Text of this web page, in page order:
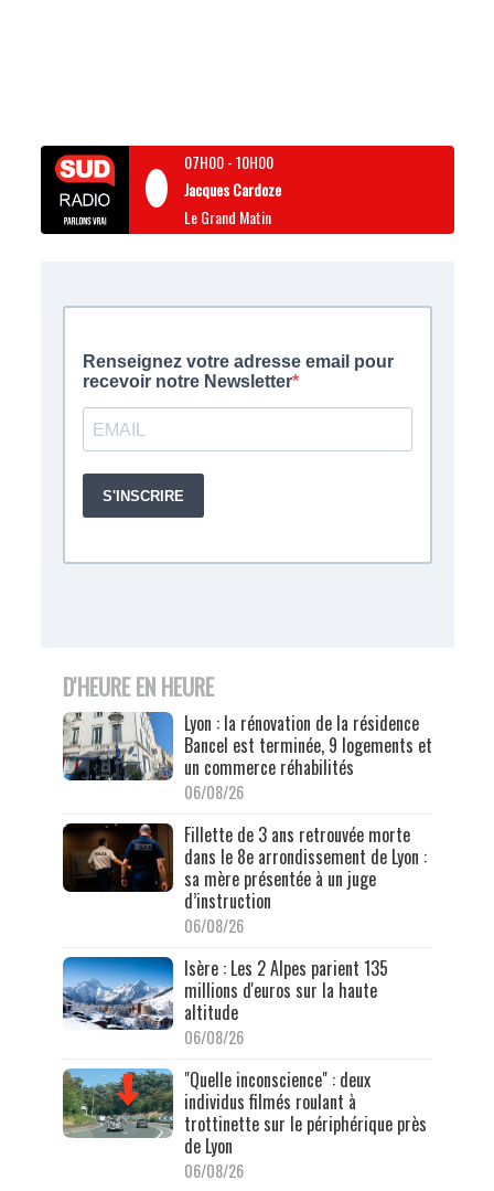
07H00-10H00
Jacques Cardoze
Le Grand Matin
D'HEURE EN HEURE
Lyon : la rénovation de la résidence
Bancel est terminée, 9 logements et
un commerce réhabilités
06/08/26
Fillette de 3 ans retrouvée morte
dans le 8e arrondissement de Lyon :
sa mère présentée à un juge
d’instruction
06/08/26
Isère : Les 2 Alpes parient 135
millions d'euros sur la haute
altitude
06/08/26
"Quelle inconscience" : deux
individus filmés roulant à
trottinette sur le périphérique près
de Lyon
06/08/26